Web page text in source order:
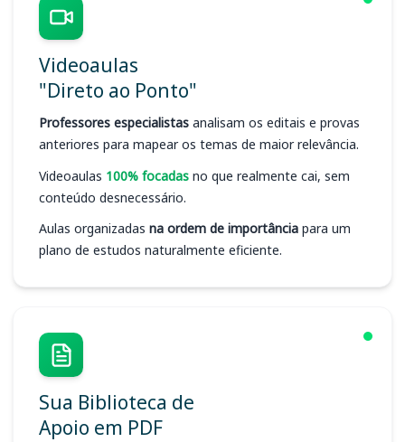
Videoaulas
"Direto ao Ponto"
Professores especialistas analisam os editais e provas
anteriores para mapear os temas de maior relevância.
Videoaulas 100% focadas no que realmente cai, sem
conteúdo desnecessário.
Aulas organizadas na ordem de importância para um
plano de estudos naturalmente eficiente.
Sua Biblioteca de
Apoio em PDF